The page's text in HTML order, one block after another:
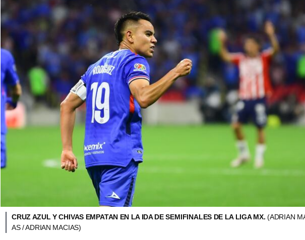
CRUZ AZUL Y CHIVAS EMPATAN EN LA IDA DE SEMIFINALES DE LA LIGA MX. (ADRIAN
AS / ADRIAN MACIAS)